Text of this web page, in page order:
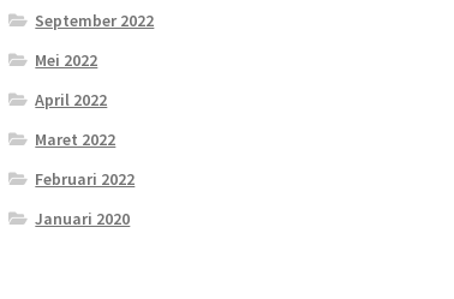
September 2022
Mei 2022
April 2022
Maret 2022
Februari 2022
Januari 2020